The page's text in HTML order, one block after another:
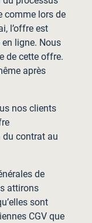
comme lors de
l’offre est
ligne. Nous
de cette offre.
après
nos clients
contrat au
de
attirons
sont
CGV que